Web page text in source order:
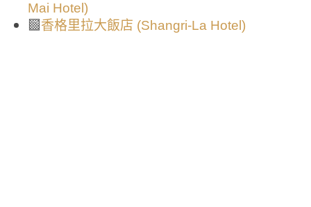
Mai Hotel)
▩香格里拉大飯店 (Shangri-La Hotel)